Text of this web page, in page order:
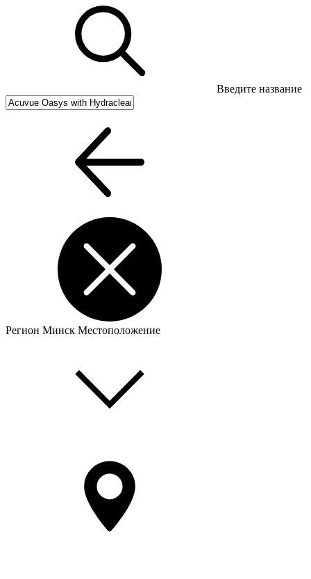
Введите название
Регион Минск Местоположение